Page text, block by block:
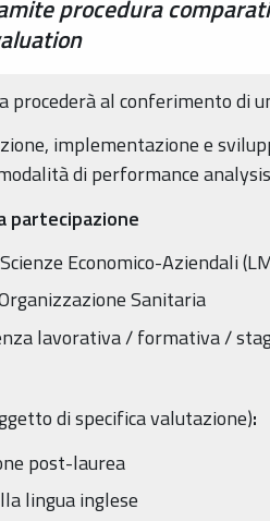
procedura
procederà al conferimento
implementazione e
di performance
partecipazione
Economico-Aziendali
Sanitaria
lavorativa / formativa /
di specifica valutazione):
post-laurea
lingua inglese